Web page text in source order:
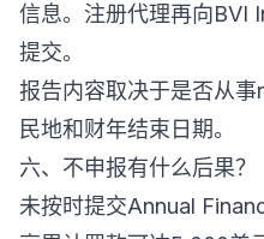
信息。注册代理再向BVI
提交。
报告内容取决于是否从
民地和财年结束日期。
六、不申报有什么后果？
未按时提交Annual